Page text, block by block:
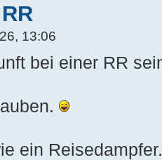
13:06
bei einer RR
ein Reisedampfer.